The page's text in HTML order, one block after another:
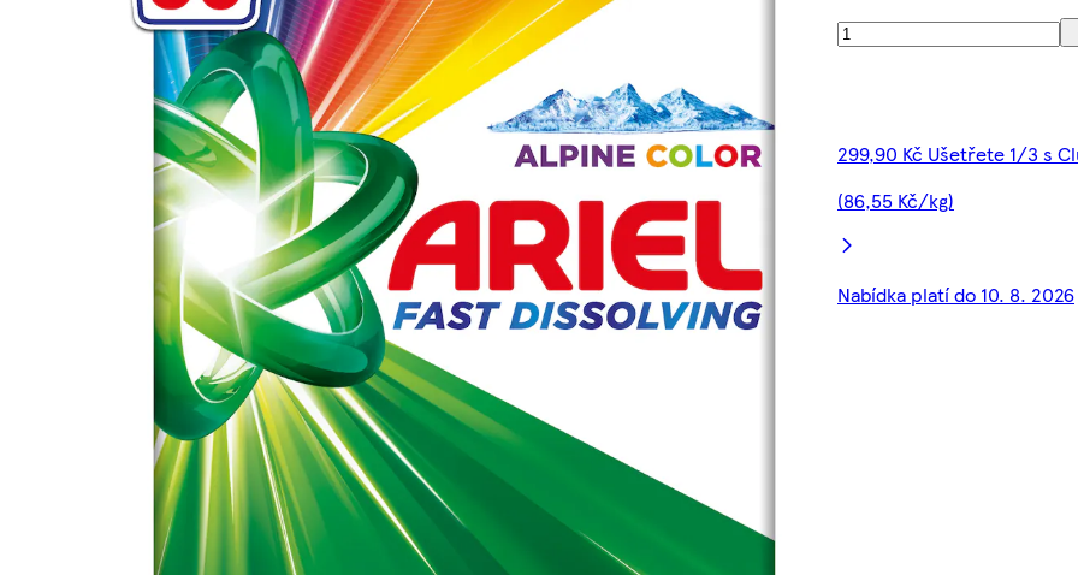
299,90 Kč Ušetřete 1/3 s
(86,55 Kč/kg)
Nabídka platí do 10. 8. 2026